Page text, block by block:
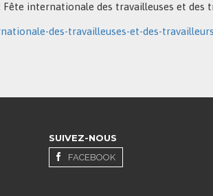
Fête internationale des travailleuses et des
des-travailleuses-et-des-
SUIVEZ-NOUS
FACEBOOK